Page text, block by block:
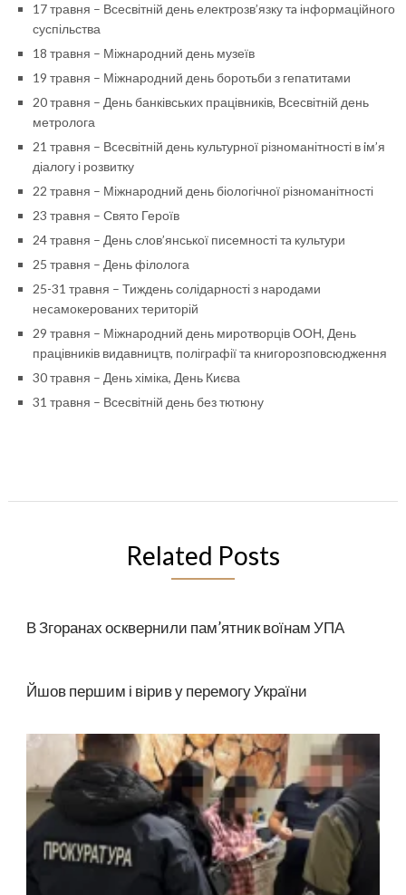
17 травня – Всесвітній день електрозв’язку тa інформаційного
суспільства
18 травня – Міжнародний день музеїв
19 травня – Міжнародний день боротьби з гепатитами
20 травня – День банківських працівників, Всесвітній день
метролога
21 травня – Вcесвітній день культурної різноманітності в iм’я
діалогу і розвитку
22 травня – Міжнародний день біологічної різноманітності
23 травня – Свято Героїв
24 травня – День слов’янської писемності тa культури
25 травня – День філолога
25-31 травня – Тиждень солідарності з народами
неcамокерованих територій
29 травня – Міжнародний день миротворців ООН, День
працівників видавництв, поліграфії тa книгорозповсюдження
30 травня – День хіміка, День Києва
31 травня – Всесвітній день без тютюну
Related Posts
В Згоранах осквернили пам’ятник воїнам УПА
Йшов першим і вірив у перемогу України